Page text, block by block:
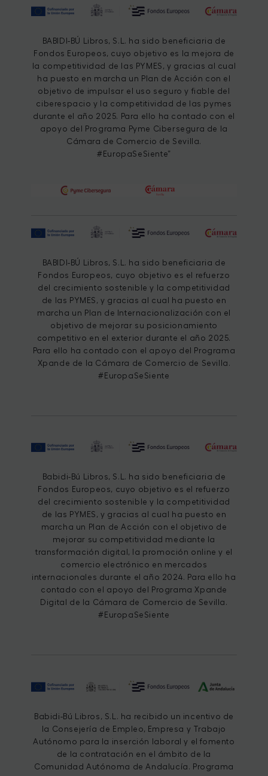
BABIDI-BÚ Libros, S.L. ha sido beneficiaria de
Fondos Europeos, cuyo objetivo es la mejora de
la competitividad de las PYMES, y gracias al cual
ha puesto en marcha un Plan de Acción con el
objetivo de impulsar el uso seguro y fiable del
ciberespacio y la competitividad de las pymes
durante el año 2025. Para ello ha contado con el
apoyo del Programa Pyme Cibersegura de la
Cámara de Comercio de Sevilla.
#EuropaSeSiente”
BABIDI-BÚ Libros, S.L. ha sido beneficiaria de
Fondos Europeos, cuyo objetivo es el refuerzo
del crecimiento sostenible y la competitividad
de las PYMES, y gracias al cual ha puesto en
marcha un Plan de Internacionalización con el
objetivo de mejorar su posicionamiento
competitivo en el exterior durante el año 2025.
Para ello ha contado con el apoyo del Programa
Xpande de la Cámara de Comercio de Sevilla.
#EuropaSeSiente
Babidi-Bú Libros, S.L. ha sido beneficiaria de
Fondos Europeos, cuyo objetivo es el refuerzo
del crecimiento sostenible y la competitividad
de las PYMES, y gracias al cual ha puesto en
marcha un Plan de Acción con el objetivo de
mejorar su competitividad mediante la
transformación digital, la promoción online y el
comercio electrónico en mercados
internacionales durante el año 2024. Para ello ha
contado con el apoyo del Programa Xpande
Digital de la Cámara de Comercio de Sevilla.
#EuropaSeSiente
Babidi-Bú Libros, S.L. ha recibido un incentivo de
la Consejería de Empleo, Empresa y Trabajo
Autónomo para la inserción laboral y el fomento
de la contratación en el ámbito de la
Comunidad Autónoma de Andalucía. Programa